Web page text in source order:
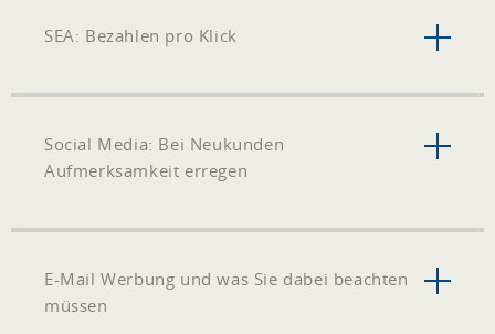
SEA: Bezahlen pro Klick
Social Media: Bei Neukunden
Aufmerksamkeit erregen
E-Mail Werbung und was Sie dabei beachten
müssen